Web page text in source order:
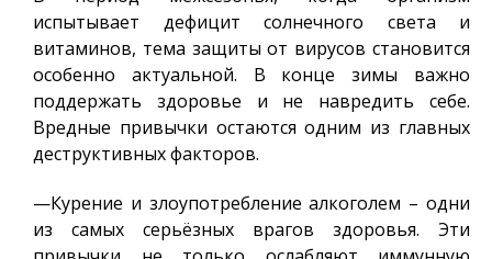
испытывает дефицит солнечного света и
витаминов, тема защиты от вирусов становится
особенно актуальной. В конце зимы важно
поддержать здоровье и не навредить себе.
Вредные привычки остаются одним из главных
деструктивных факторов.
—Курение и злоупотребление алкоголем – одни
из самых серьёзных врагов здоровья. Эти